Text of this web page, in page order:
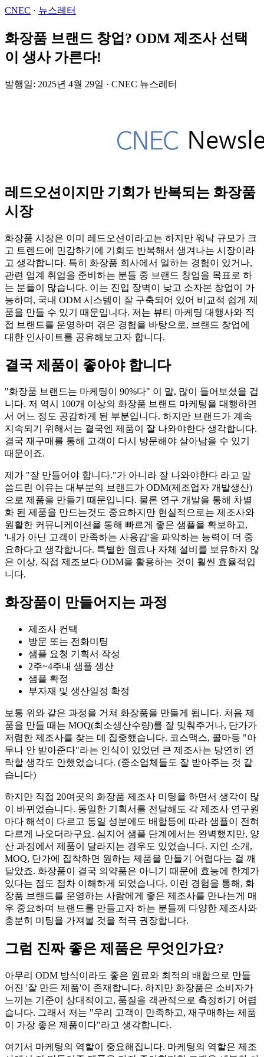
CNEC · 뉴스레터
화장품 브랜드 창업? ODM 제조사 선택
이 생사 가른다!
발행일: 2025년 4월 29일 · CNEC 뉴스레터
레드오션이지만 기회가 반복되는 화장품
시장
화장품 시장은 이미 레드오션이라고는 하지만 워낙 규모가 크
고 트렌드에 민감하기에 기회도 반복해서 생겨나는 시장이라
고 생각합니다. 특히 화장품 회사에서 일하는 경험이 있거나,
관련 업계 취업을 준비하는 분들 중 브랜드 창업을 목표로 하
는 분들이 많습니다. 이는 진입 장벽이 낮고 소자본 창업이 가
능하며, 국내 ODM 시스템이 잘 구축되어 있어 비교적 쉽게 제
품을 만들 수 있기 때문입니다. 저는 뷰티 마케팅 대행사와 직
접 브랜드를 운영하며 겪은 경험을 바탕으로, 브랜드 창업에
대한 인사이트를 공유해보고자 합니다.
결국 제품이 좋아야 합니다
"화장품 브랜드는 마케팅이 90%다" 이 말, 많이 들어보셨을 겁
니다. 저 역시 100개 이상의 화장품 브랜드 마케팅을 대행하면
서 어느 정도 공감하게 된 부분입니다. 하지만 브랜드가 계속
지속되기 위해서는 결국엔 제품이 잘 나와야한다 생각합니다.
결국 재구매를 통해 고객이 다시 방문해야 살아남을 수 있기
때문이죠.
제가 "잘 만들어야 합니다."가 아니라 잘 나와야한다 라고 말
씀드린 이유는 대부분의 브랜드가 ODM(제조업자 개발생산)
으로 제품을 만들기 때문입니다. 물론 연구 개발을 통해 차별
화 된 제품을 만드는것도 중요하지만 현실적으로는 제조사와
원활한 커뮤니케이션을 통해 빠르게 좋은 샘플을 확보하고,
'내가 아닌 고객이 만족하는 사용감'을 파악하는 능력이 더 중
요하다고 생각합니다. 특별한 원료나 자체 설비를 보유하지 않
은 이상, 직접 제조보다 ODM을 활용하는 것이 훨씬 효율적입
니다.
화장품이 만들어지는 과정
제조사 컨택
방문 또는 전화미팅
샘플 요청 기획서 작성
2주~4주내 샘플 생산
샘플 확정
부자재 및 생산일정 확정
보통 위와 같은 과정을 거쳐 화장품을 만들게 됩니다. 처음 제
품을 만들 때는 MOQ(최소생산수량)를 잘 맞춰주거나, 단가가
저렴한 제조사를 찾는 데 집중했습니다. 코스맥스, 콜마등 "아
무나 안 받아준다"라는 인식이 있었던 큰 제조사는 당연히 연
락할 생각도 안했었습니다. (중소업체들도 잘 받아주는 것 같
습니다)
하지만 직접 20여곳의 화장품 제조사 미팅을 하면서 생각이 많
이 바뀌었습니다. 동일한 기획서를 전달해도 각 제조사 연구원
마다 해석이 다르고 동일 성분에도 배합등에 따라 샘플이 전혀
다르게 나오더라구요. 심지어 샘플 단계에서는 완벽했지만, 양
산 과정에서 제품이 달라지는 경우도 있었습니다. 지인 소개,
MOQ, 단가에 집착하면 원하는 제품을 만들기 어렵다는 걸 깨
달았죠. 화장품이 결국 의약품은 아니기 때문에 효능에 한계가
있다는 점도 점차 이해하게 되었습니다. 이런 경험을 통해, 화
장품 브랜드를 운영하는 사람에게 좋은 제조사를 만나는게 매
우 중요하며 브랜드를 만들고자 하는 분들께 다양한 제조사와
충분히 미팅을 가져볼 것을 적극 권장합니다.
그럼 진짜 좋은 제품은 무엇인가요?
아무리 ODM 방식이라도 좋은 원료와 최적의 배합으로 만들
어진 '잘 만든 제품'이 존재합니다. 하지만 화장품은 소비자가
느끼는 기준이 상대적이고, 품질을 객관적으로 측정하기 어렵
습니다. 그래서 저는 "우리 고객이 만족하고, 재구매하는 제품
이 가장 좋은 제품이다"라고 생각합니다.
여기서 마케팅의 역할이 중요해집니다. 마케팅의 역할은 제조